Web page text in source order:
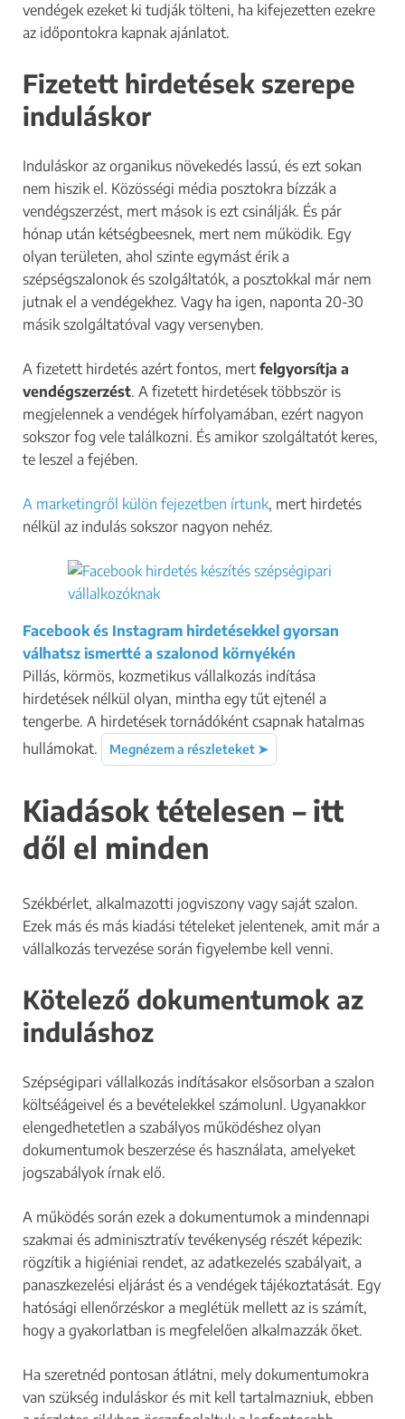
vendégek ezeket ki tudják tölteni, ha kifejezetten ezekre
az időpontokra kapnak ajánlatot.
Fizetett hirdetések szerepe
induláskor
Induláskor az organikus növekedés lassú, és ezt sokan
nem hiszik el. Közösségi média posztokra bízzák a
vendégszerzést, mert mások is ezt csinálják. És pár
hónap után kétségbeesnek, mert nem működik. Egy
olyan területen, ahol szinte egymást érik a
szépségszalonok és szolgáltatók, a posztokkal már nem
jutnak el a vendégekhez. Vagy ha igen, naponta 20-30
másik szolgáltatóval vagy versenyben.
A fizetett hirdetés azért fontos, mert felgyorsítja a
vendégszerzést. A fizetett hirdetések többször is
megjelennek a vendégek hírfolyamában, ezért nagyon
sokszor fog vele találkozni. És amikor szolgáltatót keres,
te leszel a fejében.
A marketingről külön fejezetben írtunk, mert hirdetés
nélkül az indulás sokszor nagyon nehéz.
Facebook és Instagram hirdetésekkel gyorsan
válhatsz ismertté a szalonod környékén
Pillás, körmös, kozmetikus vállalkozás indítása
hirdetések nélkül olyan, mintha egy tűt ejtenél a
tengerbe. A hirdetések tornádóként csapnak hatalmas
hullámokat.
Megnézem a részleteket ➤
Kiadások tételesen – itt
dől el minden
Székbérlet, alkalmazotti jogviszony vagy saját szalon.
Ezek más és más kiadási tételeket jelentenek, amit már a
vállalkozás tervezése során figyelembe kell venni.
Kötelező dokumentumok az
induláshoz
Szépségipari vállalkozás indításakor elsősorban a szalon
költséágeivel és a bevételekkel számolunl. Ugyanakkor
elengedhetetlen a szabályos működéshez olyan
dokumentumok beszerzése és használata, amelyeket
jogszabályok írnak elő.
A működés során ezek a dokumentumok a mindennapi
szakmai és adminisztratív tevékenység részét képezik:
rögzítik a higiéniai rendet, az adatkezelés szabályait, a
panaszkezelési eljárást és a vendégek tájékoztatását. Egy
hatósági ellenőrzéskor a meglétük mellett az is számít,
hogy a gyakorlatban is megfelelően alkalmazzák őket.
Ha szeretnéd pontosan átlátni, mely dokumentumokra
van szükség induláskor és mit kell tartalmazniuk, ebben